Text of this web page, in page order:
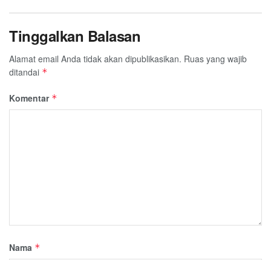
Tinggalkan Balasan
Alamat email Anda tidak akan dipublikasikan. Ruas yang wajib
ditandai *
Komentar *
Nama *